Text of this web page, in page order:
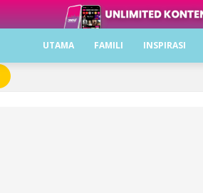
UTAMA FAMILI INSPIRASI